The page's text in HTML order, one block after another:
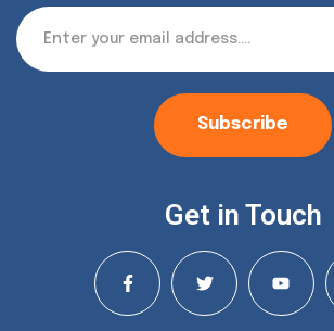
Subscribe
Get in Touch